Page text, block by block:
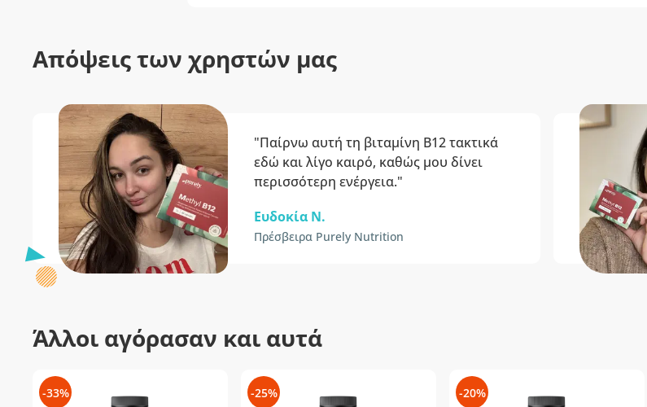
Απόψεις των χρηστών μας
"Παίρνω αυτή τη βιταμίνη Β12 τακτικά
εδώ και λίγο καιρό, καθώς μου δίνει
περισσότερη ενέργεια."
Ευδοκία N.
Πρέσβειρα Purely Nutrition
Άλλοι αγόρασαν και αυτά
-33% -25% -20%